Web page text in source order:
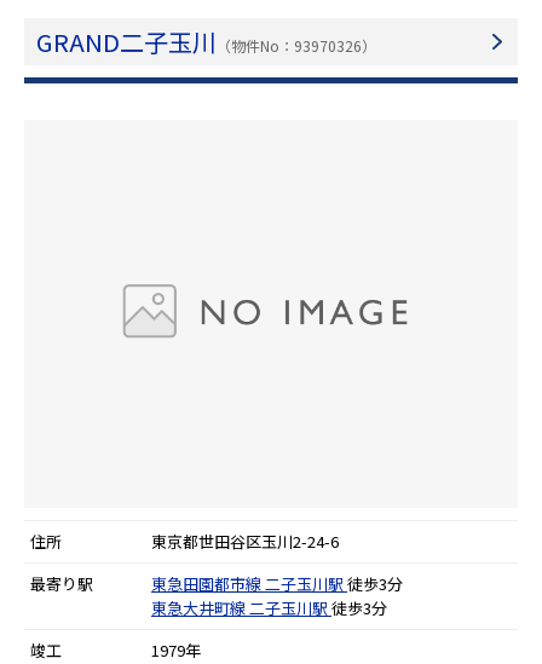
GRAND二子玉川 （物件No：93970326）
住所
東京都世田谷区玉川2-24-6
最寄り駅
東急田園都市線二子玉川駅 徒歩3分
東急大井町線二子玉川駅 徒歩3分
竣工
1979年